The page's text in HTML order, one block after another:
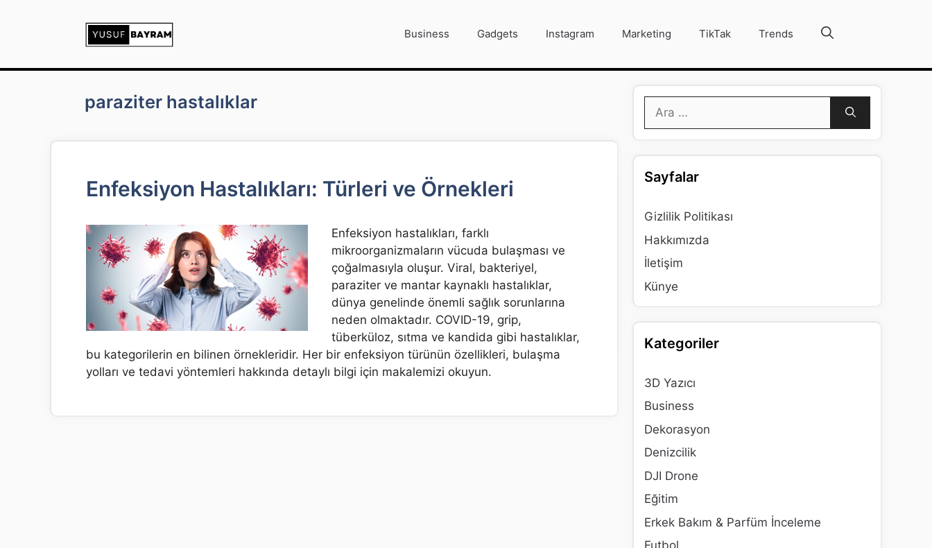
Business Gadgets Instagram Marketing TikTak Trends
paraziter hastalıklar
Enfeksiyon Hastalıkları: Türleri ve Örnekleri
Enfeksiyon hastalıkları, farklı
mikroorganizmaların vücuda bulaşması ve
çoğalmasıyla oluşur. Viral, bakteriyel,
paraziter ve mantar kaynaklı hastalıklar,
dünya genelinde önemli sağlık sorunlarına
neden olmaktadır. COVID-19, grip,
tüberküloz, sıtma ve kandida gibi hastalıklar,
bu kategorilerin en bilinen örnekleridir. Her bir enfeksiyon türünün özellikleri, bulaşma
yolları ve tedavi yöntemleri hakkında detaylı bilgi için makalemizi okuyun.
için
Sayfalar
Gizlilik Politikası
Hakkımızda
İletişim
Künye
Kategoriler
3D Yazıcı
Business
Dekorasyon
Denizcilik
DJI Drone
Eğitim
Erkek Bakım & Parfüm İnceleme
Futbol